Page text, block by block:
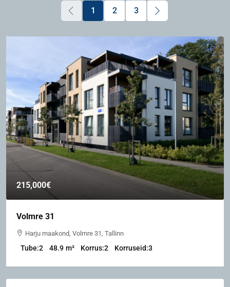
1 2 3
215,000€
Volmre 31
Harju maakond, Volmre 31, Tallinn
Tube:2 48.9 m² Korrus:2 Korruseid:3